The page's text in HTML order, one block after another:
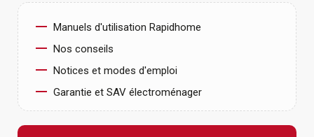
Manuels d'utilisation Rapidhome
Nos conseils
Notices et modes d'emploi
Garantie et SAV électroménager